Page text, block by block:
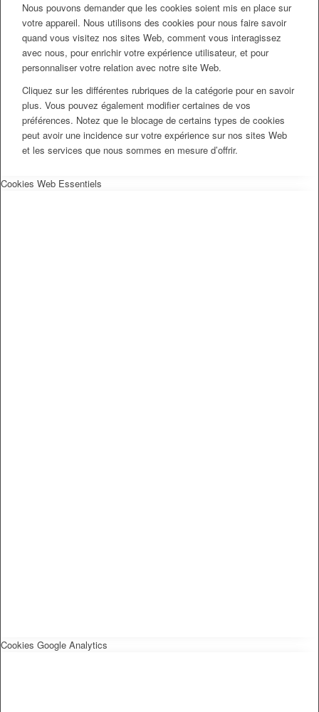
Nous pouvons demander que les cookies soient mis en place sur
votre appareil. Nous utilisons des cookies pour nous faire savoir
quand vous visitez nos sites Web, comment vous interagissez
avec nous, pour enrichir votre expérience utilisateur, et pour
personnaliser votre relation avec notre site Web.
Cliquez sur les différentes rubriques de la catégorie pour en savoir
plus. Vous pouvez également modifier certaines de vos
préférences. Notez que le blocage de certains types de cookies
peut avoir une incidence sur votre expérience sur nos sites Web
et les services que nous sommes en mesure d’offrir.
Cookies Web Essentiels
Cookies Google Analytics